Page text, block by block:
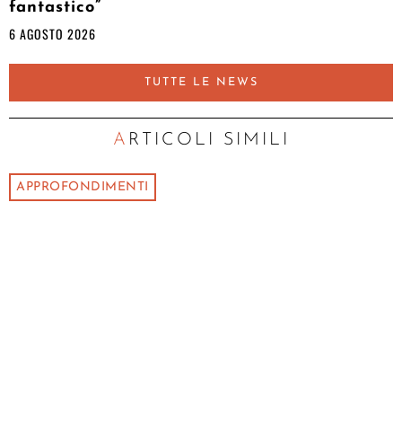
fantastico”
6 AGOSTO 2026
TUTTE LE NEWS
ARTICOLI SIMILI
APPROFONDIMENTI